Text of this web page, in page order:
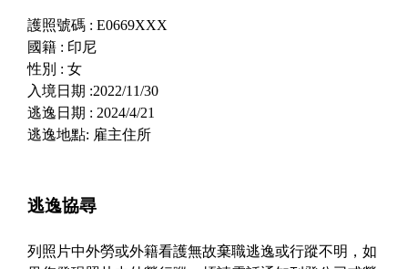
護照號碼 : E0669XXX
國籍 : 印尼
性別 : 女
入境日期 :2022/11/30
逃逸日期 : 2024/4/21
逃逸地點: 雇主住所
逃逸協尋
列照片中外勞或外籍看護無故棄職逃逸或行蹤不明，如